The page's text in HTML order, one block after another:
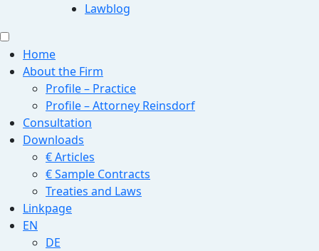
Lawblog
Home
About the Firm
Profile – Practice
Profile – Attorney Reinsdorf
Consultation
Downloads
€ Articles
€ Sample Contracts
Treaties and Laws
Linkpage
EN
DE